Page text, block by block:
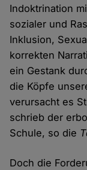
Indoktrination
sozialer und
Inklusion,
korrekten
ein Gestank
die Köpfe
verursacht es
schrieb der
Schule, so die
Doch die